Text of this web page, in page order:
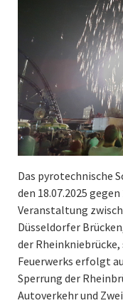
Das pyrotechnische
den 18.07.2025
Veranstaltung
Düsseldorfer
der
Feuerwerks erfolgt
Sperrung der
Autoverkehr und